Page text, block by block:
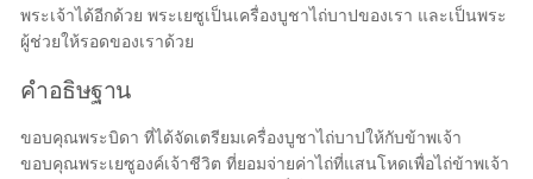
พระเจ้าได้อีกด้วย พระเยซูเป็นเครื่องบูชาไถ่บาปของเรา และเป็นพระ
ผู้ช่วยให้รอดของเราด้วย
คำอธิษฐาน
ขอบคุณพระบิดา ที่ได้จัดเตรียมเครื่องบูชาไถ่บาปให้กับข้าพเจ้า
ขอบคุณพระเยซูองค์เจ้าชีวิต ที่ยอมจ่ายค่าไถ่ที่แสนโหดเพื่อไถ่ข้าพเจ้า